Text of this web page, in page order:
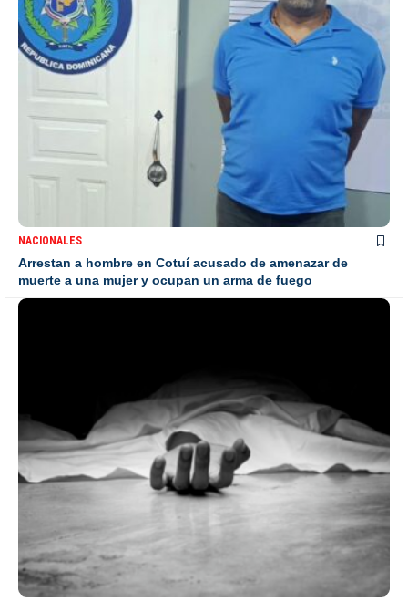
NACIONALES
Arrestan a hombre en Cotuí acusado de amenazar de
muerte a una mujer y ocupan un arma de fuego